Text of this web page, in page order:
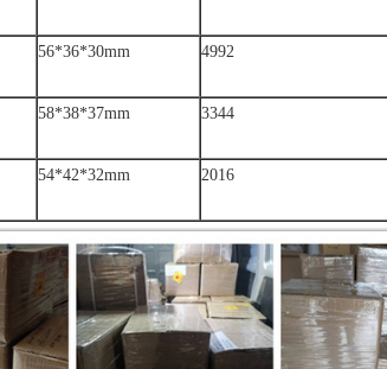
56*36*30mm 4992
58*38*37mm 3344
54*42*32mm 2016